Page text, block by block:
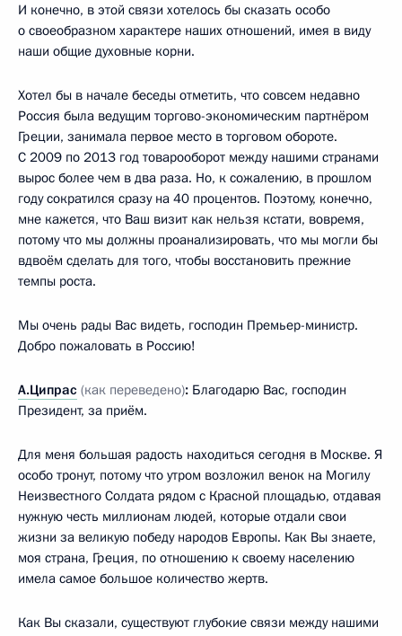
И конечно, в этой связи хотелось бы сказать особо
о своеобразном характере наших отношений, имея в виду
наши общие духовные корни.
Хотел бы в начале беседы отметить, что совсем недавно
Россия была ведущим торгово-экономическим партнёром
Греции, занимала первое место в торговом обороте.
С 2009 по 2013 год товарооборот между нашими странами
вырос более чем в два раза. Но, к сожалению, в прошлом
году сократился сразу на 40 процентов. Поэтому, конечно,
мне кажется, что Ваш визит как нельзя кстати, вовремя,
потому что мы должны проанализировать, что мы могли бы
вдвоём сделать для того, чтобы восстановить прежние
темпы роста.
Мы очень рады Вас видеть, господин Премьер-министр.
Добро пожаловать в Россию!
А.Ципрас (как переведено): Благодарю Вас, господин
Президент, за приём.
Для меня большая радость находиться сегодня в Москве. Я
особо тронут, потому что утром возложил венок на Могилу
Неизвестного Солдата рядом с Красной площадью, отдавая
нужную честь миллионам людей, которые отдали свои
жизни за великую победу народов Европы. Как Вы знаете,
моя страна, Греция, по отношению к своему населению
имела самое большое количество жертв.
Как Вы сказали, существуют глубокие связи между нашими